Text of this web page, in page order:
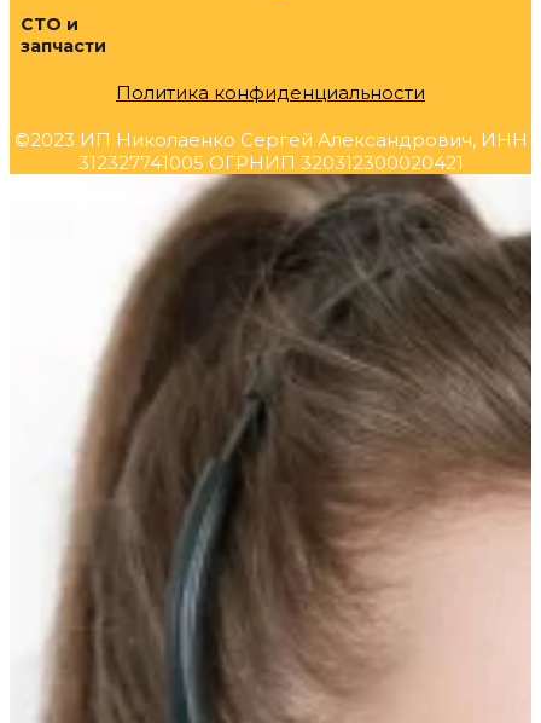
СТО и
запчасти
Политика конфиденциальности
©2023 ИП Николаенко Сергей Александрович, ИНН
312327741005 ОГРНИП 320312300020421